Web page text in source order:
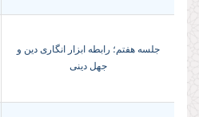
جلسه هفتم؛ رابطه ابزار انگارى دین و
جهل دینى